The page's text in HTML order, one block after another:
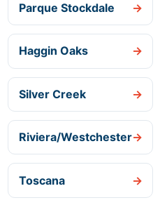
Parque Stockdale →
Haggin Oaks →
Silver Creek →
Riviera/Westchester→
Toscana →